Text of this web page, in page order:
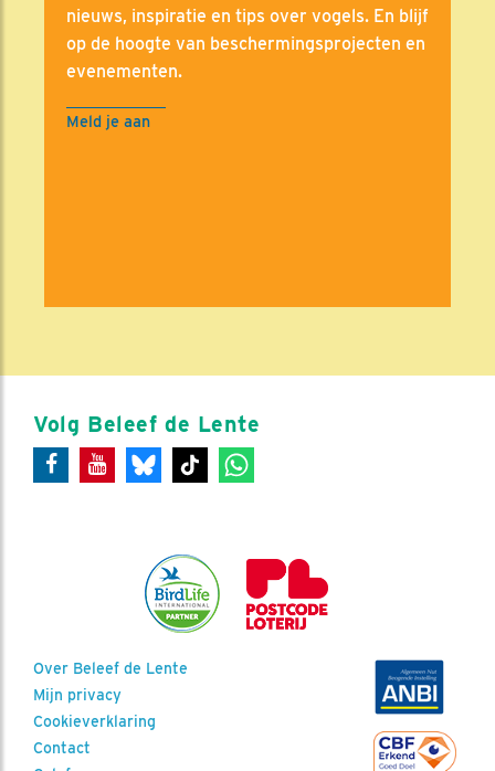
nieuws, inspiratie en tips over vogels. En blijf
op de hoogte van beschermingsprojecten en
evenementen.
Meld je aan
Volg Beleef de Lente
Over Beleef de Lente
Mijn privacy
Cookieverklaring
Contact